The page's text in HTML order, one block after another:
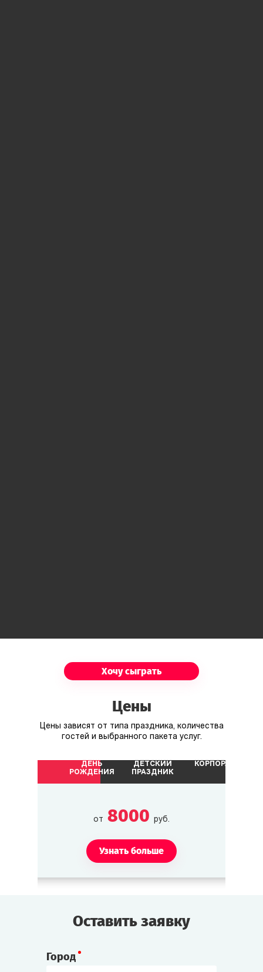
Хочу сыграть
Цены
Цены зависят от типа праздника, количества
гостей и выбранного пакета услуг.
ДЕНЬ
РОЖДЕНИЯ
ДЕТСКИЙ
ПРАЗДНИК
КОРПОРАТИВ
от 8000 руб.
Узнать больше
Оставить заявку
Город